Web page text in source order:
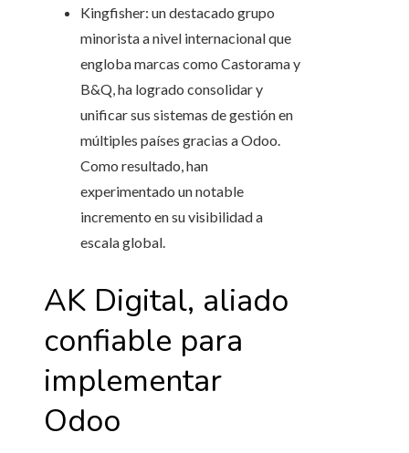
Kingfisher: un destacado grupo
minorista a nivel internacional que
engloba marcas como Castorama y
B&Q, ha logrado consolidar y
unificar sus sistemas de gestión en
múltiples países gracias a Odoo.
Como resultado, han
experimentado un notable
incremento en su visibilidad a
escala global.
AK Digital, aliado
confiable para
implementar
Odoo